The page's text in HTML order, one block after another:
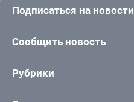
Подписаться на новости
Сообщить новость
Рубрики